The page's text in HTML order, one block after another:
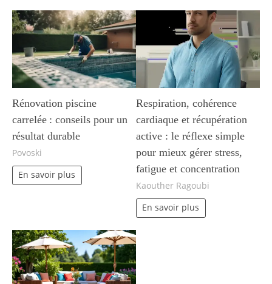
Rénovation piscine
carrelée : conseils pour un
résultat durable
Povoski
En savoir plus
Respiration, cohérence
cardiaque et récupération
active : le réflexe simple
pour mieux gérer stress,
fatigue et concentration
Kaouther Ragoubi
En savoir plus